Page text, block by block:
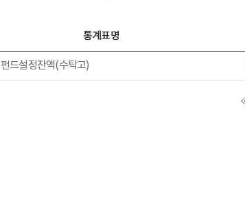
통계표명
펀드설정잔액(수탁고)